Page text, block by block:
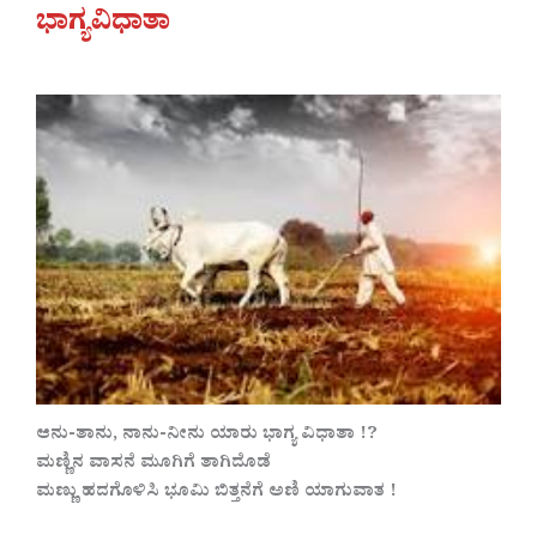
ಭಾಗ್ಯವಿಧಾತಾ
ಆನು-ತಾನು, ನಾನು-ನೀನು ಯಾರು ಭಾಗ್ಯ ವಿಧಾತಾ !?
ಮಣ್ಣಿನ ವಾಸನೆ ಮೂಗಿಗೆ ತಾಗಿದೊಡೆ
ಮಣ್ಣು ಹದಗೊಳಿಸಿ ಭೂಮಿ ಬಿತ್ತನೆಗೆ ಅಣಿ ಯಾಗುವಾತ !